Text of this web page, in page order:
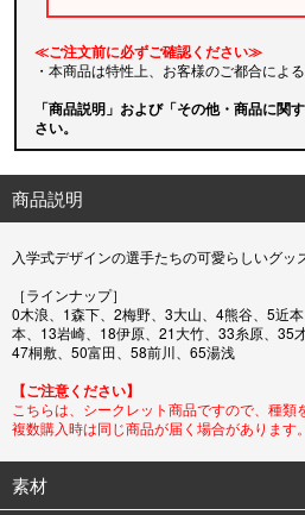
≪ご注文前に必ずご確認ください≫
・本商品は特性上、お客様のご都合によ
「商品説明」および「その他・商品に関
さい。
商品説明
入学式デザインの選手たちの可愛らしいグッ
［ラインナップ］
0木浪、1森下、2梅野、3大山、4熊谷、5近
本、13岩崎、18伊原、21大竹、33糸原、35
47桐敷、50富田、58前川、65湯浅
【ご注意ください】
こちらは、シークレット商品ですので、種類
複数購入時は同じ商品が届く場合があります
素材